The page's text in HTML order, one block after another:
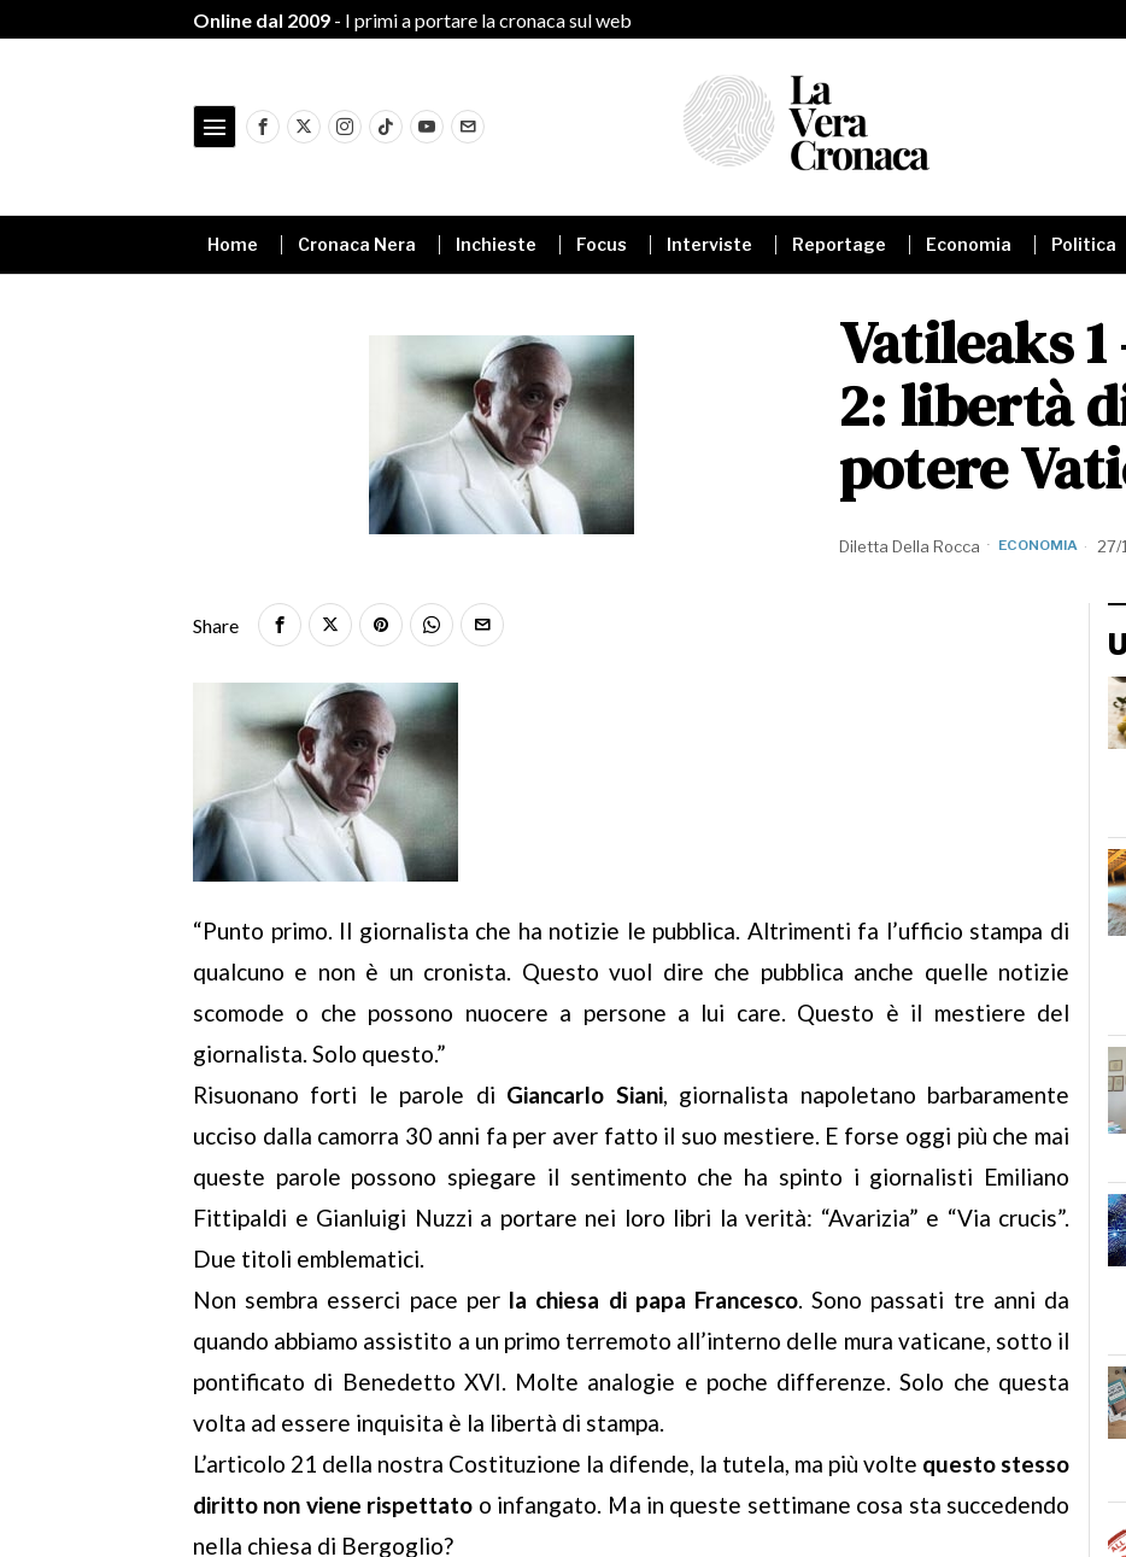
Online dal 2009 - I primi a portare la cronaca sul web
Home Cronaca Nera Inchieste Focus Interviste Reportage Economia Politica
Vatileaks
2: libertà
potere
Diletta Della Rocca ECONOMIA 27/
Share
“Punto primo. Il giornalista che ha notizie le pubblica. Altrimenti fa l’ufficio stampa di
qualcuno e non è un cronista. Questo vuol dire che pubblica anche quelle notizie
scomode o che possono nuocere a persone a lui care. Questo è il mestiere del
giornalista. Solo questo.”
Risuonano forti le parole di Giancarlo Siani, giornalista napoletano barbaramente
ucciso dalla camorra 30 anni fa per aver fatto il suo mestiere. E forse oggi più che mai
queste parole possono spiegare il sentimento che ha spinto i giornalisti Emiliano
Fittipaldi e Gianluigi Nuzzi a portare nei loro libri la verità: “Avarizia” e “Via crucis”.
Due titoli emblematici.
Non sembra esserci pace perla chiesa di papa Francesco. Sono passati tre anni da
quando abbiamo assistito a un primo terremoto all’interno delle mura vaticane, sotto il
pontificato di Benedetto XVI. Molte analogie e poche differenze. Solo che questa
volta ad essere inquisita è la libertà di stampa.
L’articolo 21 della nostra Costituzione la difende, la tutela, ma più volte questo stesso
diritto non viene rispettato o infangato. Ma in queste settimane cosa sta succedendo
nella chiesa di Bergoglio?